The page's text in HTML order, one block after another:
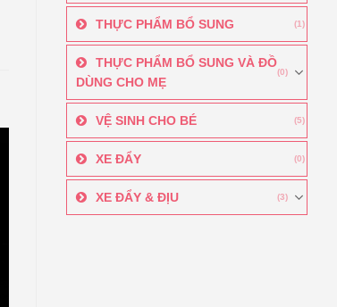
THỰC PHẨM BỔ SUNG (1)
THỰC PHẨM BỔ SUNG VÀ ĐỒ
DÙNG CHO MẸ
(0)
VỆ SINH CHO BÉ (5)
XE ĐẨY (0)
XE ĐẨY & ĐỊU (3)